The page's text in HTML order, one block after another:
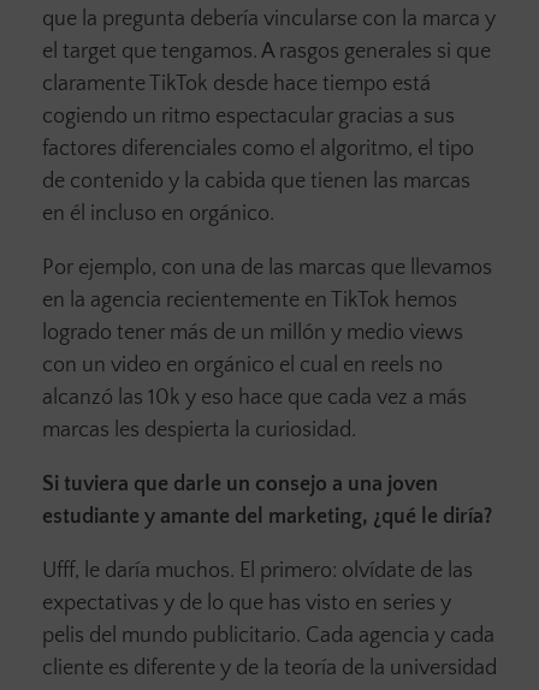
que la pregunta debería vincularse con la marca y
el target que tengamos. A rasgos generales si que
claramente TikTok desde hace tiempo está
cogiendo un ritmo espectacular gracias a sus
factores diferenciales como el algoritmo, el tipo
de contenido y la cabida que tienen las marcas
en él incluso en orgánico.
Por ejemplo, con una de las marcas que llevamos
en la agencia recientemente en TikTok hemos
logrado tener más de un millón y medio views
con un video en orgánico el cual en reels no
alcanzó las 10k y eso hace que cada vez a más
marcas les despierta la curiosidad.
Si tuviera que darle un consejo a una joven
estudiante y amante del marketing, ¿qué le diría?
Ufff, le daría muchos. El primero: olvídate de las
expectativas y de lo que has visto en series y
pelis del mundo publicitario. Cada agencia y cada
cliente es diferente y de la teoría de la universidad